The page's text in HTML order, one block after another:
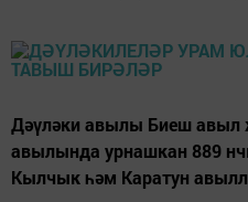
Дәүләки авылы Биеш авыл
авылында урнашкан 889
Кылчык һәм Каратун